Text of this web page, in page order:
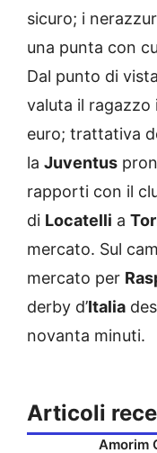
sicuro; i
una punta con
Dal punto di
valuta il
euro; trattativa
la Juventus
rapporti con il
di Locatelli a
mercato. Sul
mercato per
derby d’Italia
novanta minuti.
Articoli
Amorim